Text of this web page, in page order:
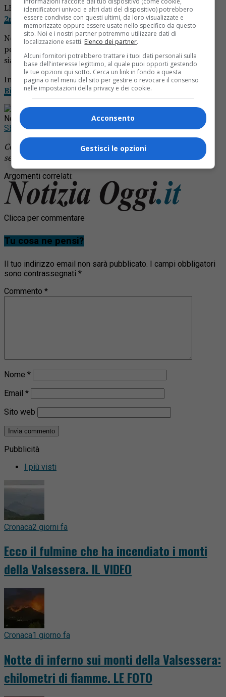
LEGGI ANCHE Ladri dall’ottico: rubano occhiali per
2mila euro
Nella stessa notte, in una casa vicina, sono stati rubati un
portafoglio e del denaro. E’ probabile che di due episodi
siano collegati.
Indagano i carabinieri, come riporta La Provincia di
Biella.
Rimani aggiornato seguendoci su Google
News!
SEGUICI
Continua a leggere le notizie di Notizia Oggi Borgosesiae
segui la nostrapagina Facebook
Argomenti correlati:
Clicca per commentare
Tu cosa ne pensi?
Il tuo indirizzo email non sarà pubblicato. I campi obbligatori
sono contrassegnati *
Commento *
Nome *
Email *
Sito web
Pubblicità
I più visti
Cronaca2 giorni fa
Ecco il fulmine che ha incendiato i monti
della Valsessera. IL VIDEO
Cronaca1 giorno fa
Notte di inferno sui monti della Valsessera:
chilometri di fiamme. LE FOTO
identificatori univoci e altri dati del dispositivo) potrebbero
essere condivise con questi ultimi, da loro visualizzate e
memorizzate oppure essere usate nello specifico da questo
sito. Noi e i nostri partner potremmo utilizzare dati di
localizzazione esatti. Elenco dei partner.
Alcuni fornitori potrebbero trattare i tuoi dati personali sulla
base dell'interesse legittimo, al quale puoi opporti gestendo
le tue opzioni qui sotto. Cerca un link in fondo a questa
pagina o nel menu del sito per gestire o revocare il consenso
nelle impostazioni della privacy e dei cookie.
Acconsento
Gestisci le opzioni